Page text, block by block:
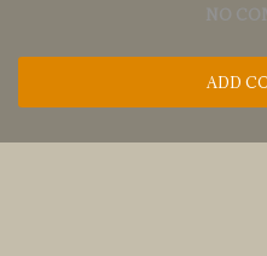
NO
ADD